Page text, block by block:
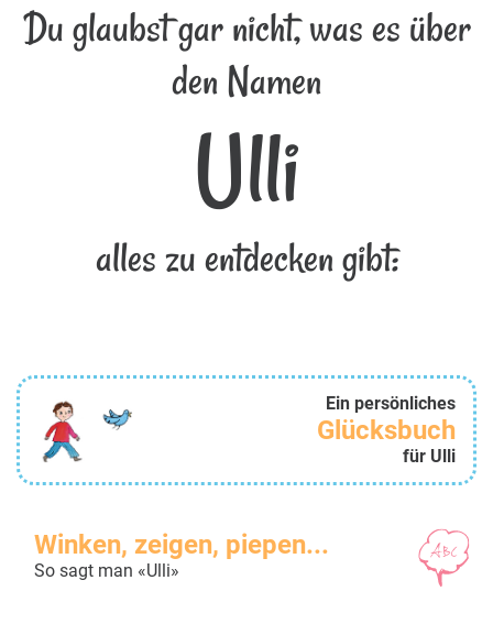
Du glaubst gar nicht, was es über
den Namen
Ulli
alles zu entdecken gibt:
Ein persönliches
Glücksbuch
für Ulli
Winken, zeigen, piepen...
So sagt man «Ulli»